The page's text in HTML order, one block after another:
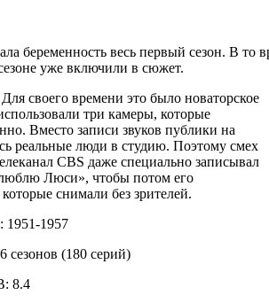
беременность весь первый сезон. В то
уже включили в сюжет.
Для своего времени это было новаторское
три камеры, которые
Вместо записи звуков публики на
реальные люди в студию. Поэтому смех
CBS даже специально записывал
Люси», чтобы потом его
снимали без зрителей.
1951-1957
сезонов (180 серий)
8.4